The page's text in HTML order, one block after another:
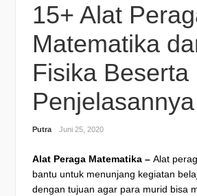
15+ Alat
Matematika
Fisika Beserta
Penjelasannya
Putra Juni 25, 2020
Alat Peraga Matematika – Alat
bantu untuk menunjang kegiatan
dengan tujuan agar para murid bisa